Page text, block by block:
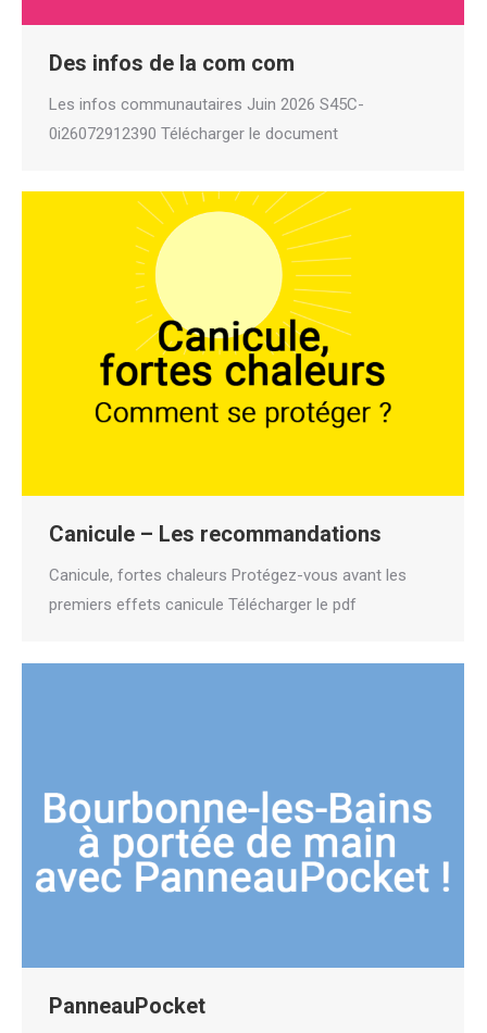
Des infos de la com com
Les infos communautaires Juin 2026 S45C-
0i26072912390 Télécharger le document
Canicule – Les recommandations
Canicule, fortes chaleurs Protégez-vous avant les
premiers effets canicule Télécharger le pdf
PanneauPocket